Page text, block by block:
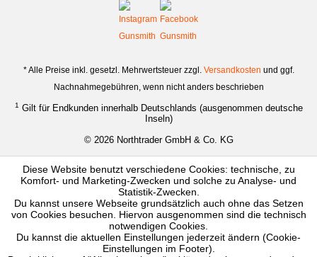
* Alle Preise inkl. gesetzl. Mehrwertsteuer zzgl. Versandkosten und ggf.
Nachnahmegebühren, wenn nicht anders beschrieben
1 Gilt für Endkunden innerhalb Deutschlands (ausgenommen deutsche
Inseln)
© 2026 Northtrader GmbH & Co. KG
Diese Website benutzt verschiedene Cookies: technische, zu
Komfort- und Marketing-Zwecken und solche zu Analyse- und
Statistik-Zwecken.
Du kannst unsere Webseite grundsätzlich auch ohne das Setzen
von Cookies besuchen. Hiervon ausgenommen sind die technisch
notwendigen Cookies.
Du kannst die aktuellen Einstellungen jederzeit ändern (Cookie-
Einstellungen im Footer).